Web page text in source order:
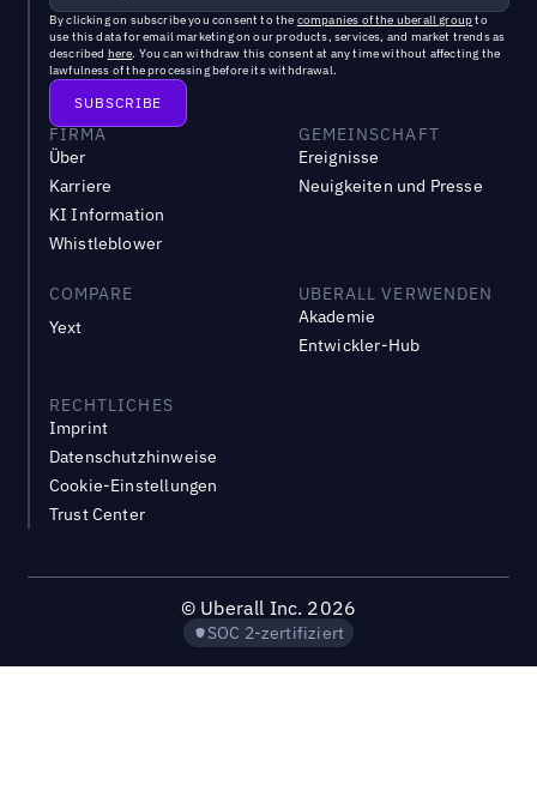
By clicking on subscribe you consent to the companies of the uberall groupto
use this data for email marketing on our products, services, and market trends as
described here. You can withdraw this consent at any time without affecting the
lawfulness of the processing before its withdrawal.
FIRMA
Über
Karriere
KI Information
Whistleblower
GEMEINSCHAFT
Ereignisse
Neuigkeiten und Presse
COMPARE
Yext
UBERALL VERWENDEN
Akademie
Entwickler-Hub
RECHTLICHES
Imprint
Datenschutzhinweise
Cookie-Einstellungen
Trust Center
© Uberall Inc. 2026
SOC 2-zertifiziert